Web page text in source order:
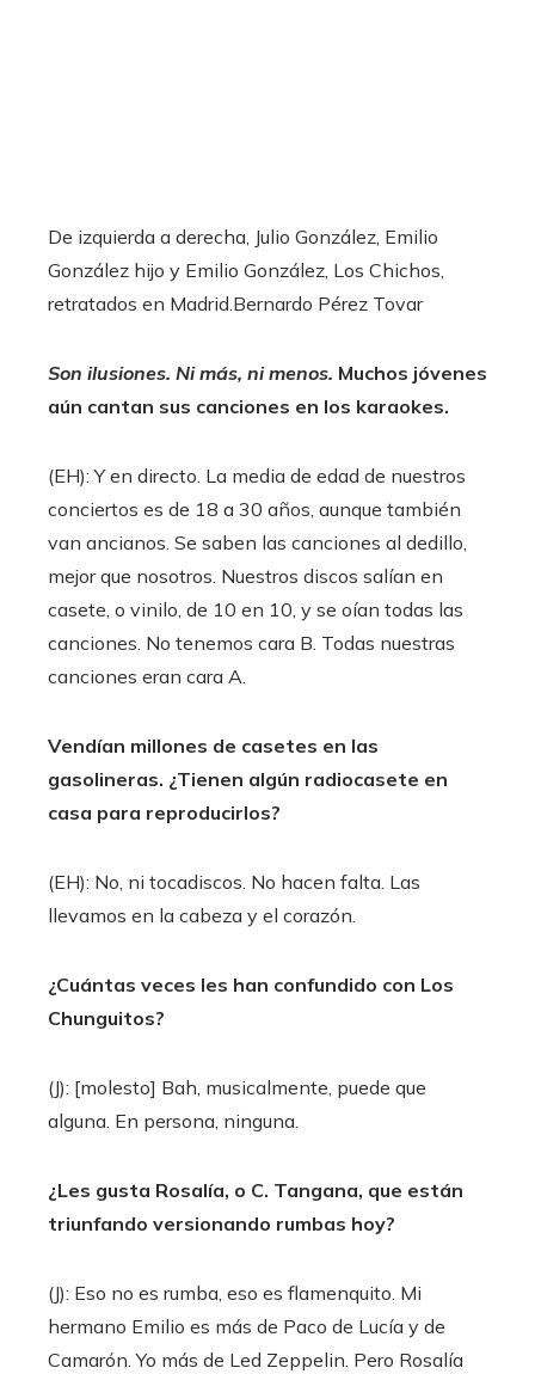
De izquierda a derecha, Julio González, Emilio
González hijo y Emilio González, Los Chichos,
retratados en Madrid.Bernardo Pérez Tovar
Son ilusiones. Ni más, ni menos. Muchos jóvenes
aún cantan sus canciones en los karaokes.
(EH): Y en directo. La media de edad de nuestros
conciertos es de 18 a 30 años, aunque también
van ancianos. Se saben las canciones al dedillo,
mejor que nosotros. Nuestros discos salían en
casete, o vinilo, de 10 en 10, y se oían todas las
canciones. No tenemos cara B. Todas nuestras
canciones eran cara A.
Vendían millones de casetes en las
gasolineras. ¿Tienen algún radiocasete en
casa para reproducirlos?
(EH): No, ni tocadiscos. No hacen falta. Las
llevamos en la cabeza y el corazón.
¿Cuántas veces les han confundido con Los
Chunguitos?
(J): [molesto] Bah, musicalmente, puede que
alguna. En persona, ninguna.
¿Les gusta Rosalía, o C. Tangana, que están
triunfando versionando rumbas hoy?
(J): Eso no es rumba, eso es flamenquito. Mi
hermano Emilio es más de Paco de Lucía y de
Camarón. Yo más de Led Zeppelin. Pero Rosalía